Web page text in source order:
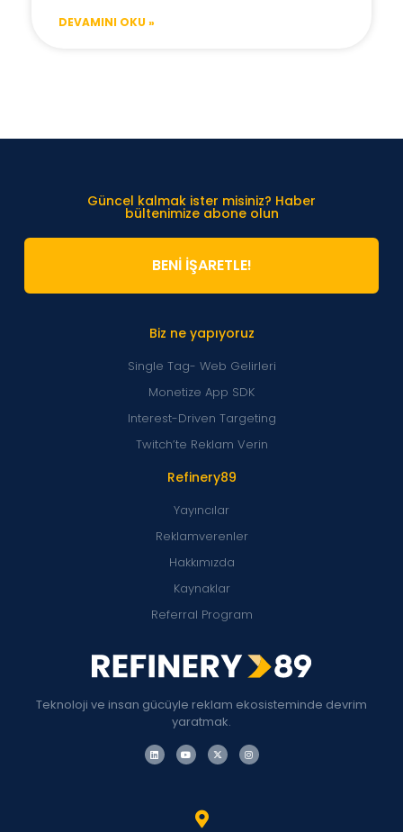
DEVAMINI OKU »
Teknoloji ve insan gücüyle reklam ekosisteminde devrim
yaratmak.
Refinery89
Yayıncılar
Reklamverenler
Hakkımızda
Kaynaklar
Referral Program
Biz ne yapıyoruz
Single Tag- Web Gelirleri
Monetize App SDK
Interest-Driven Targeting
Twitch’te Reklam Verin
Güncel kalmak ister misiniz? Haber
bültenimize abone olun
BENİ İŞARETLE!